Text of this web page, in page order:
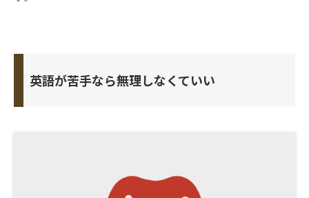
英語が苦手なら無理しなくていい